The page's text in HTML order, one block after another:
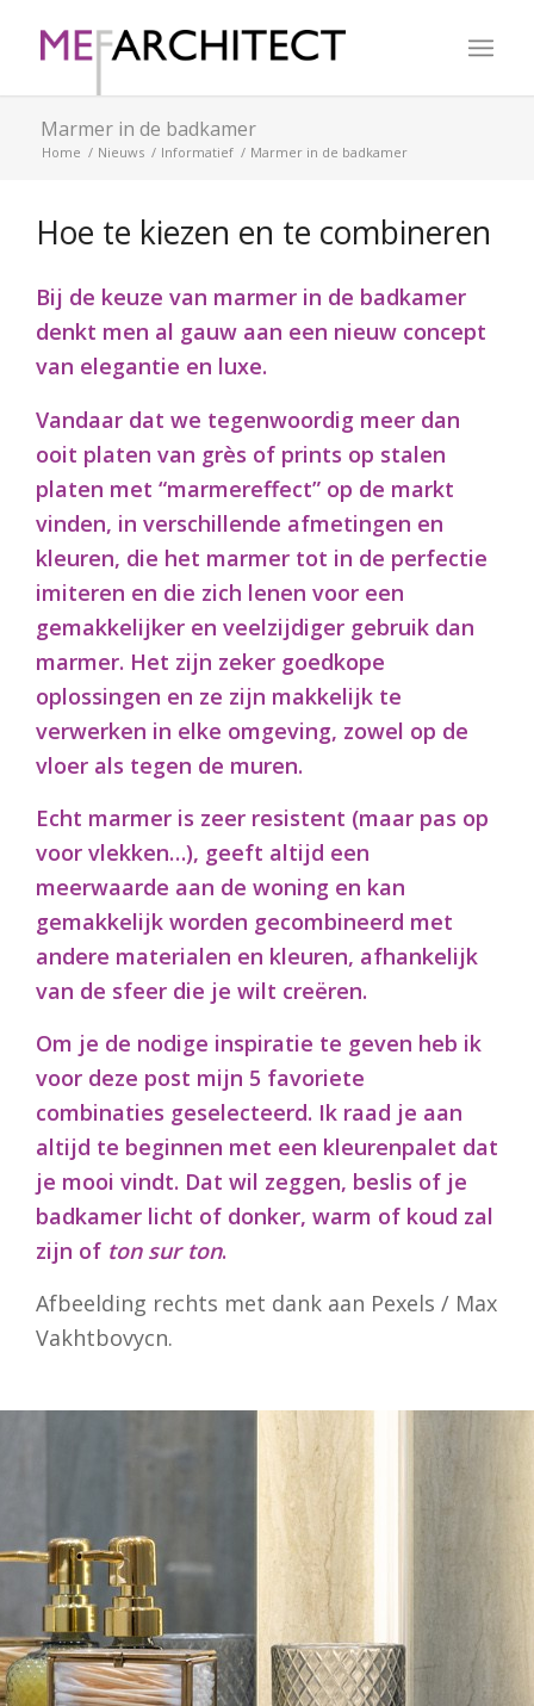
Marmer in de badkamer
Home / Nieuws / Informatief / Marmer in de badkamer
Hoe te kiezen en te combineren
Bij de keuze van marmer in de badkamer
denkt men al gauw aan een nieuw concept
van elegantie en luxe.
Vandaar dat we tegenwoordig meer dan
ooit platen van grès of prints op stalen
platen met “marmereffect” op de markt
vinden, in verschillende afmetingen en
kleuren, die het marmer tot in de perfectie
imiteren en die zich lenen voor een
gemakkelijker en veelzijdiger gebruik dan
marmer. Het zijn zeker goedkope
oplossingen en ze zijn makkelijk te
verwerken in elke omgeving, zowel op de
vloer als tegen de muren.
Echt marmer is zeer resistent (maar pas op
voor vlekken…), geeft altijd een
meerwaarde aan de woning en kan
gemakkelijk worden gecombineerd met
andere materialen en kleuren, afhankelijk
van de sfeer die je wilt creëren.
Om je de nodige inspiratie te geven heb ik
voor deze post mijn 5 favoriete
combinaties geselecteerd. Ik raad je aan
altijd te beginnen met een kleurenpalet dat
je mooi vindt. Dat wil zeggen, beslis of je
badkamer licht of donker, warm of koud zal
zijn of ton sur ton.
Afbeelding rechts met dank aan Pexels / Max
Vakhtbovycn.